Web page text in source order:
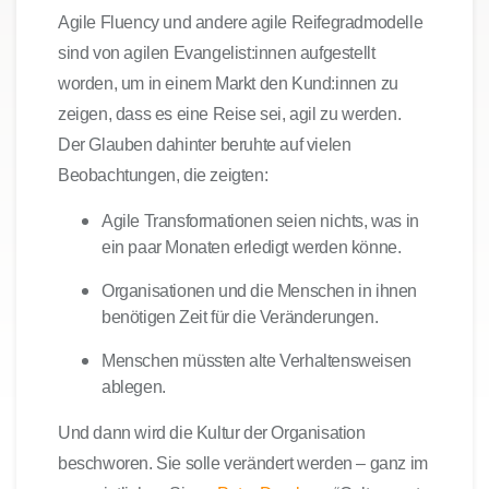
Agile Fluency und andere agile Reifegradmodelle
sind von agilen Evangelist:innen aufgestellt
worden, um in einem Markt den Kund:innen zu
zeigen, dass es eine Reise sei,agil zu werden.
Der Glauben dahinter beruhte auf vielen
Beobachtungen, die zeigten:
Agile Transformationen seien nichts, was in
ein paar Monaten erledigt werden könne.
Organisationen und die Menschen in ihnen
benötigen Zeit für die Veränderungen.
Menschen müssten alte Verhaltensweisen
ablegen.
Und dann wird dieKultur der Organisation
beschworen. Sie solle verändert werden – ganz im